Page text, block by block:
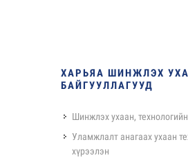
ХАРЬЯА ШИНЖЛЭХ
БАЙГУУЛЛАГУУД
Шинжлэх ухаан,
Уламжлалт анагаах ухаан
хүрээлэн